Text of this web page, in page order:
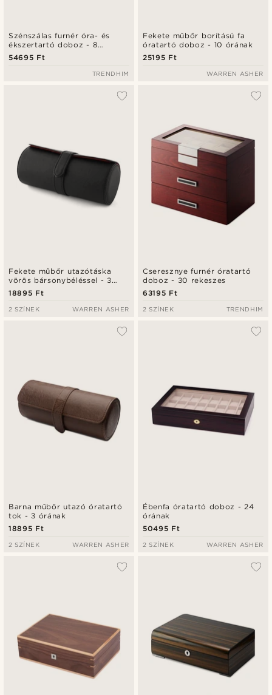
Szénszálas furnér óra- és
ékszertartó doboz - 8
rekeszes
54695 Ft
TRENDHIM
Fekete műbőr borítású fa
óratartó doboz - 10 órának
25195 Ft
WARREN ASHER
Fekete műbőr utazótáska
vörös bársonybéléssel - 3
órának
18895 Ft
2 SZÍNEK WARREN ASHER
Cseresznye furnér óratartó
doboz - 30 rekeszes
63195 Ft
2 SZÍNEK TRENDHIM
Barna műbőr utazó óratartó
tok - 3 órának
18895 Ft
2 SZÍNEK WARREN ASHER
Ébenfa óratartó doboz - 24
órának
50495 Ft
2 SZÍNEK WARREN ASHER